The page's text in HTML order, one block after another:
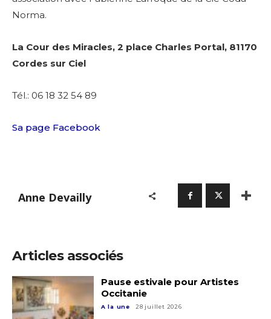
Adresse email*
Norma.
La Cour des Miracles, 2 place Charles Portal, 81170
Cordes sur Ciel
Tél.: 06 18 32 54 89
Sa page Facebook
Anne Devailly
Articles associés
Pause estivale pour Artistes
Occitanie
A la une 28 juillet 2026